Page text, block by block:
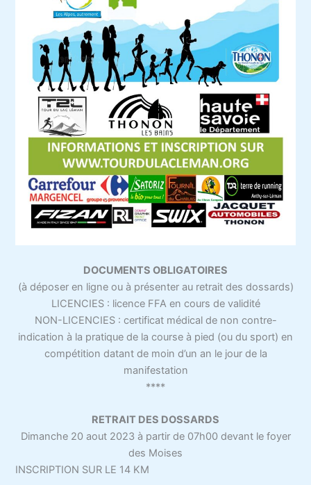
DOCUMENTS OBLIGATOIRES
(à déposer en ligne ou à présenter au retrait des dossards)
LICENCIES : licence FFA en cours de validité
NON-LICENCIES : certificat médical de non contre-
indication à la pratique de la course à pied (ou du sport) en
compétition datant de moin d’un an le jour de la
manifestation
****
RETRAIT DES DOSSARDS
Dimanche 20 aout 2023 à partir de 07h00 devant le foyer
des Moises
INSCRIPTION SUR LE 14 KM